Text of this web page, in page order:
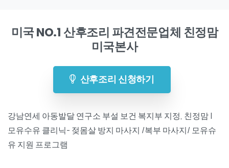
미국 NO.1 산후조리 파견전문업체 친정맘
미국본사
산후조리 신청하기
강남연세 아동발달 연구소 부설 보건 복지부 지정, 친정맘 |
모유수유 클리닉- 젖몸살 방지 마사지 /복부 마사지/ 모유슈
유 지원 프로그램